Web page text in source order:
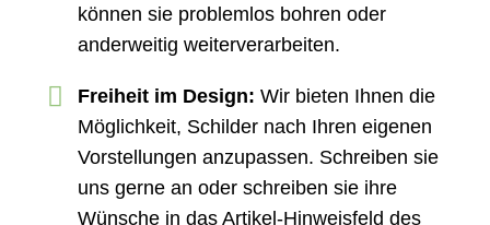
können sie problemlos bohren oder
anderweitig weiterverarbeiten.
Freiheit im Design:Wir bieten Ihnen die
Möglichkeit, Schilder nach Ihren eigenen
Vorstellungen anzupassen. Schreiben sie
uns gerne an oder schreiben sie ihre
Wünsche in das Artikel-Hinweisfeld des